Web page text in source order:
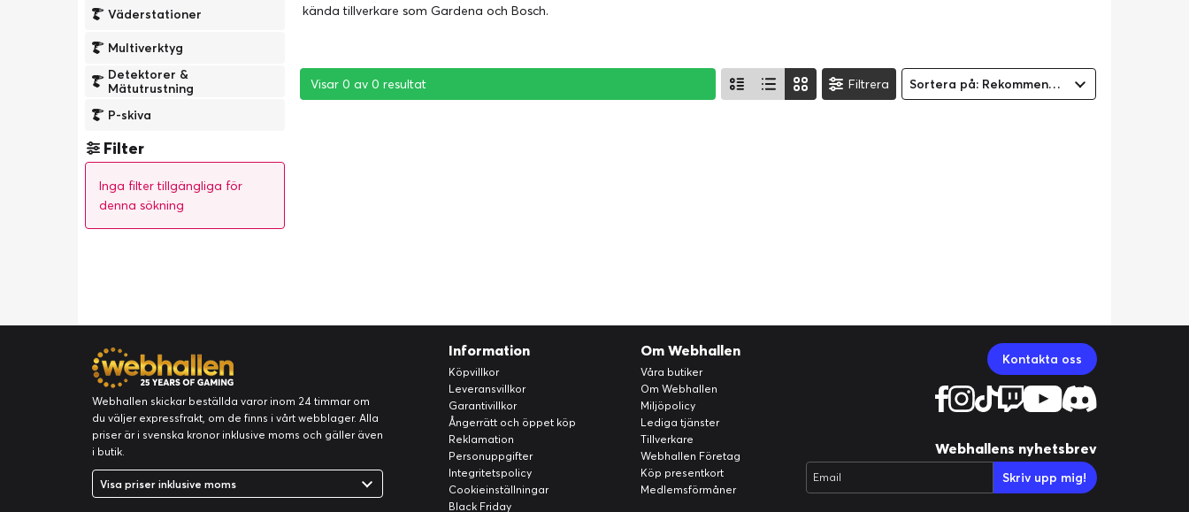
Väderstationer
Multiverktyg
Detektorer &
Mätutrustning
P-skiva
Filter
Inga filter tillgängliga för
denna sökning
kända tillverkare som Gardena och Bosch.
Visar 0 av 0 resultat
Visar 0 av 0 resultat
Visar 0 av 0 resultat Filtrera Sortera på: Rekommenderad
Webhallen skickar beställda varor inom 24 timmar om
du väljer expressfrakt, om de finns i vårt webblager. Alla
priser är i svenska kronor inklusive moms och gäller även
i butik.
Visa priser inklusive moms
Information
Köpvillkor
Leveransvillkor
Garantivillkor
Ångerrätt och öppet köp
Reklamation
Personuppgifter
Integritetspolicy
Cookieinställningar
Black Friday
Om Webhallen
Våra butiker
Om Webhallen
Miljöpolicy
Lediga tjänster
Tillverkare
Webhallen Företag
Köp presentkort
Medlemsförmåner
Kontakta oss
Webhallens nyhetsbrev
Email Skriv upp mig!